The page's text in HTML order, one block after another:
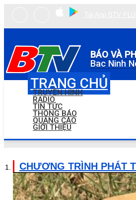
BÁO VÀ
Bac Ninh
TRANG CHỦ
TRUYỀN HÌNH
RADIO
TIN TỨC
THÔNG BÁO
QUẢNG CÁO
GIỚI THIỆU
CHƯƠNG TRÌNH PHÁT